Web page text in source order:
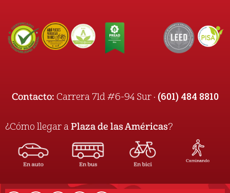
Contacto: Carrera 71d #6-94 Sur · (601) 484 8810
¿Cómo llegar a Plaza de las Américas?